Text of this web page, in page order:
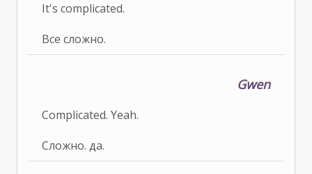
It's complicated.
Все сложно.
Gwen
Complicated. Yeah.
Сложно. да.